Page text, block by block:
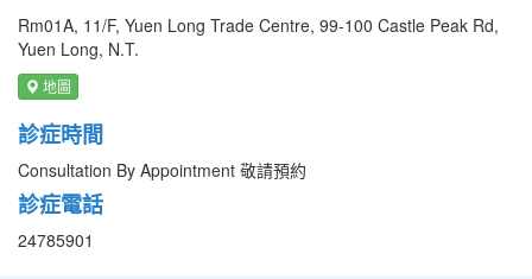
Rm01A, 11/F, Yuen Long Trade Centre, 99-100 Castle Peak Rd,
Yuen Long, N.T.
地圖
診症時間
Consultation By Appointment 敬請預約
診症電話
24785901